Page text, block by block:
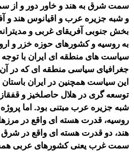
سمت شرق به هند و خاور دور و از
و شبه جزیره عرب و اقیانوس هند و
بخش جنوبی آفریقای غربی و
به روسیه و کشورهای حوزه خزر و
سیاست های منطقه ای ایران با توجه
جغرافیای سیاسی منطقه ای که در آن
این سیاست همچنین در ایران باستان
توسعه گری در هلال حاصلخیز و
شبه جزیره عرب مبتنی بود. اما
روسیه، قدرت هسته ای واقع در
هند، دو قدرت هسته ای واقع در شرق
سمت غرب یعنی کشورهای عربی